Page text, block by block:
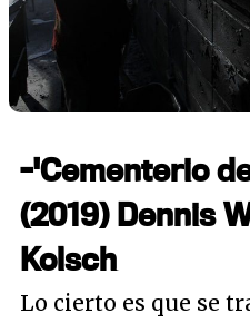
-'Cementerio
(2019) Dennis
Kolsch
Lo cierto es que se